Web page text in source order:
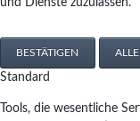
und Dienste zuzulassen.
BESTÄTIGEN
Standard
Tools, die wesentliche